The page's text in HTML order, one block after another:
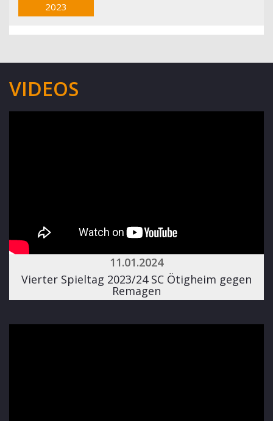
2023
VIDEOS
11.01.2024
Vierter Spieltag 2023/24 SC Ötigheim gegen
Remagen